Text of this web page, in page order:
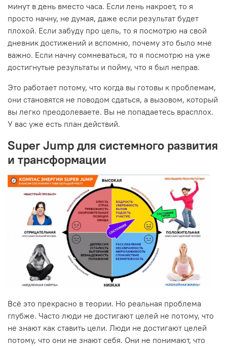
минут в день вместо часа. Если лень накроет, то я
просто начну, не думая, даже если результат будет
плохой. Если забуду про цель, то я посмотрю на свой
дневник достижений и вспомню, почему это было мне
важно. Если начну сомневаться, то я посмотрю на уже
достигнутые результаты и пойму, что я был неправ.
Это работает потому, что когда вы готовы к проблемам,
они становятся не поводом сдаться, а вызовом, который
вы легко преодолеваете. Вы не попадаетесь врасплох.
У вас уже есть план действий.
Super Jump для системного развития
и трансформации
Всё это прекрасно в теории. Но реальная проблема
глубже. Часто люди не достигают целей не потому, что
не знают как ставить цели. Люди не достигают целей
потому, что они не знают себя. Они не понимают, что